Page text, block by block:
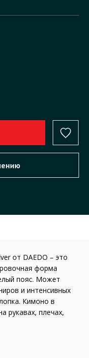
от DAEDO – это
форма
пояс. Может
и интенсивных
Кимоно в
рукавах, плечах,